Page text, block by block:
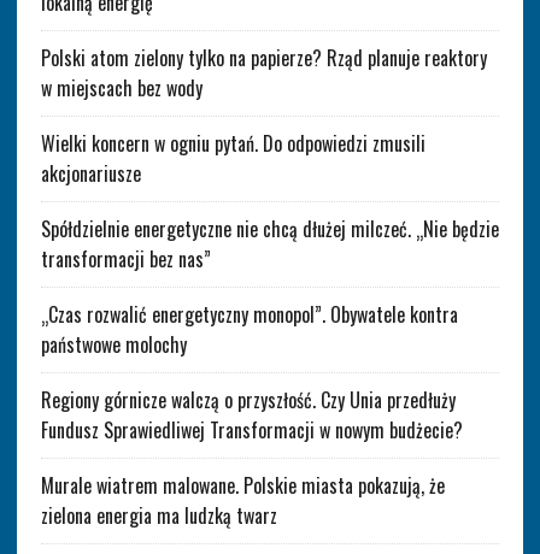
Polski atom zielony tylko na papierze? Rząd planuje reaktory
w miejscach bez wody
Wielki koncern w ogniu pytań. Do odpowiedzi zmusili
akcjonariusze
Spółdzielnie energetyczne nie chcą dłużej milczeć. „Nie będzie
transformacji bez nas”
„Czas rozwalić energetyczny monopol”. Obywatele kontra
państwowe molochy
Regiony górnicze walczą o przyszłość. Czy Unia przedłuży
Fundusz Sprawiedliwej Transformacji w nowym budżecie?
Murale wiatrem malowane. Polskie miasta pokazują, że
zielona energia ma ludzką twarz